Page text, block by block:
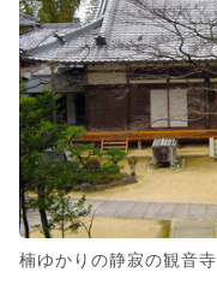
楠ゆかりの静寂の観音寺